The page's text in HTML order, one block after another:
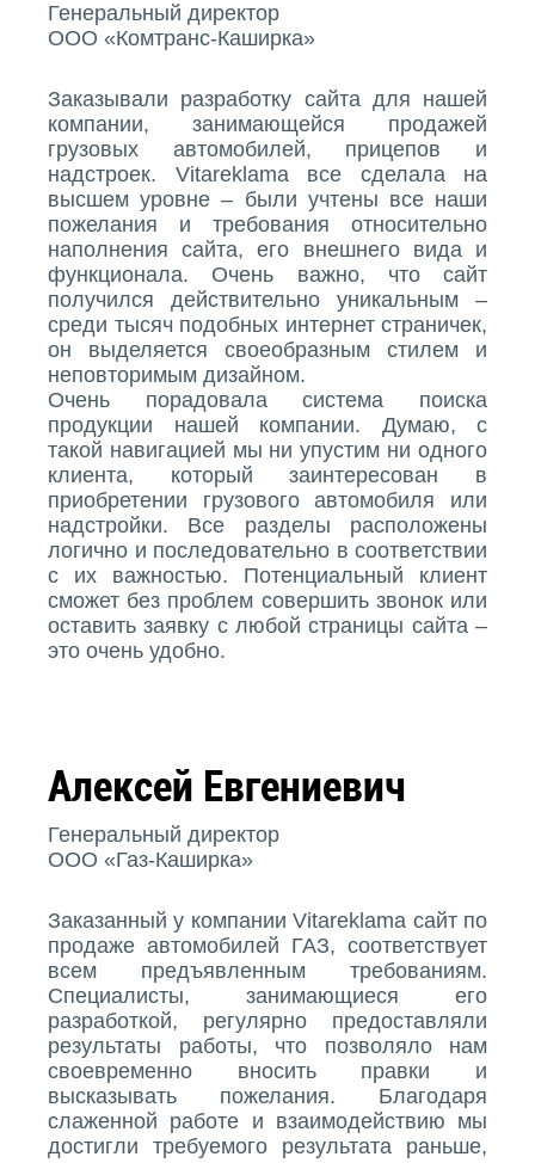
Генеральный директор
ООО «Комтранс-Каширка»
Заказывали разработку сайта для нашей
компании, занимающейся продажей
грузовых автомобилей, прицепов и
надстроек. Vitareklama все сделала на
высшем уровне – были учтены все наши
пожелания и требования относительно
наполнения сайта, его внешнего вида и
функционала. Очень важно, что сайт
получился действительно уникальным –
среди тысяч подобных интернет страничек,
он выделяется своеобразным стилем и
неповторимым дизайном.
Очень порадовала система поиска
продукции нашей компании. Думаю, с
такой навигацией мы ни упустим ни одного
клиента, который заинтересован в
приобретении грузового автомобиля или
надстройки. Все разделы расположены
логично и последовательно в соответствии
с их важностью. Потенциальный клиент
сможет без проблем совершить звонок или
оставить заявку с любой страницы сайта –
это очень удобно.
Алексей Евгениевич
Генеральный директор
ООО «Газ-Каширка»
Заказанный у компании Vitareklama сайт по
продаже автомобилей ГАЗ, соответствует
всем предъявленным требованиям.
Специалисты, занимающиеся его
разработкой, регулярно предоставляли
результаты работы, что позволяло нам
своевременно вносить правки и
высказывать пожелания. Благодаря
слаженной работе и взаимодействию мы
достигли требуемого результата раньше,